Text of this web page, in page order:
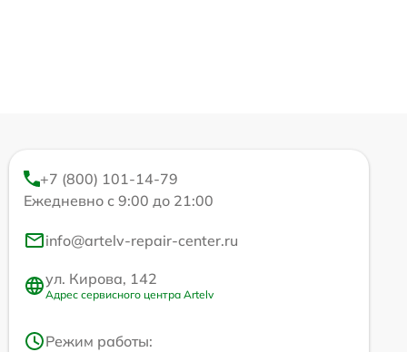
+7 (800) 101-14-79
Ежедневно с 9:00 до 21:00
info@artelv-repair-center.ru
ул. Кирова, 142
Адрес сервисного центра Artelv
Режим работы: